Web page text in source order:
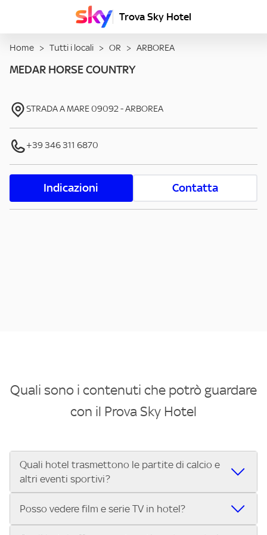
Trova Sky Hotel
Home > Tutti i locali > OR > ARBOREA
MEDAR HORSE COUNTRY
STRADA A MARE 09092-ARBOREA
+39 346 311 6870
Indicazioni Contatta
Quali sono i contenuti che potrò guardare
con il Prova Sky Hotel
Quali hotel trasmettono le partite di calcio e
altri eventi sportivi?
Se cerchi un hotel dove poter vedere le partite di Serie A,
Posso vedere film e serie TV in hotel?